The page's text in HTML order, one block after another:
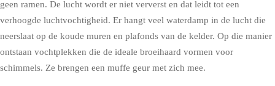
geen ramen. De lucht wordt er niet ververst en dat leidt tot een
verhoogde luchtvochtigheid. Er hangt veel waterdamp in de lucht die
neerslaat op de koude muren en plafonds van de kelder. Op die manier
ontstaan vochtplekken die de ideale broeihaard vormen voor
schimmels. Ze brengen een muffe geur met zich mee.